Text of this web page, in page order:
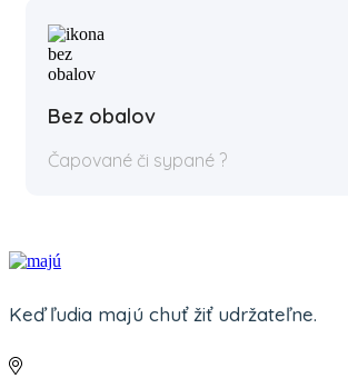
Bez obalov
Čapované či sypané ?
Keď ľudia majú chuť žiť udržateľne.